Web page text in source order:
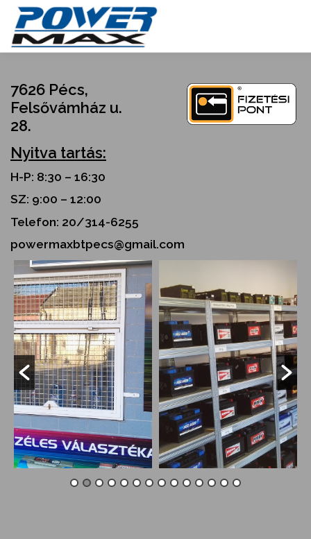
content
7626 Pécs,
Felsővámház u.
28.
Nyitva tartás:
H-P: 8:30 – 16:30
SZ: 9:00 – 12:00
Telefon: 20/314-6255
powermaxbtpecs@gmail.com